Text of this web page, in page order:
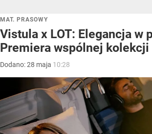
MAT. PRASOWY
Vistula x LOT: Elegancja w
Premiera wspólnej kolekcji
Dodano:28 maja 10:28